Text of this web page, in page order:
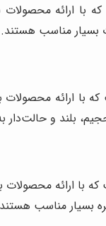
با ارائه
بسیار مناسب هستند.
که با ارائه
بلند و حالت‌دار
که با ارائه
بسیار مناسب